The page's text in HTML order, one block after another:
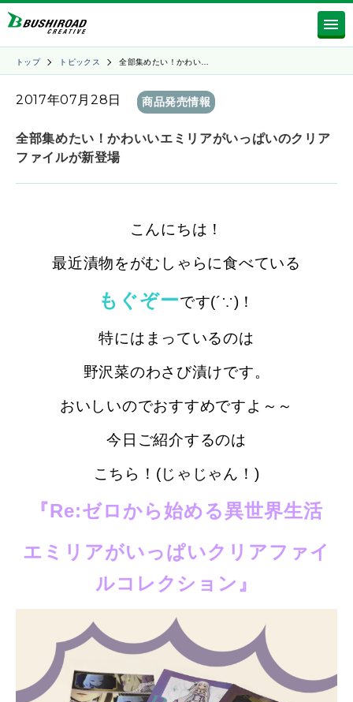
トップ トピックス 全部集めたい！かわい…
2017年07月28日 商品発売情報
全部集めたい！かわいいエミリアがいっぱいのクリア
ファイルが新登場
こんにちは！
最近漬物をがむしゃらに食べている
もぐぞーです(´∵)！
特にはまっているのは
野沢菜のわさび漬けです。
おいしいのでおすすめですよ～～
今日ご紹介するのは
こちら！(じゃじゃん！)
『Re:ゼロから始める異世界生活
エミリアがいっぱいクリアファイ
ルコレクション』